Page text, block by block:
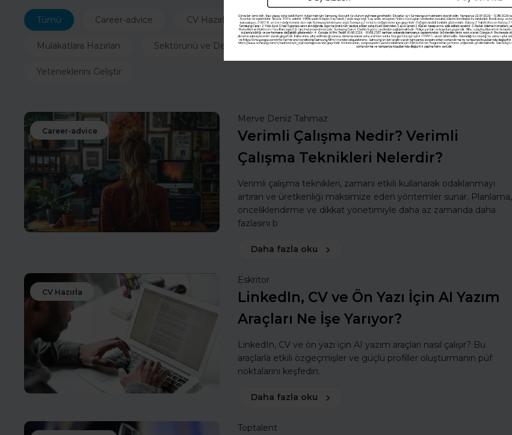
Tümü Career-advice CV Hazırla İnsan Kaynakları İş Hayatında Başarı
Mülakatlara Hazırlan Sektörünü ve Departmanını Seç Şirketleri Keşfet
Yeteneklerini Geliştir
Career-advice
Merve Deniz Tahmaz
Verimli Çalışma Nedir? Verimli
Çalışma Teknikleri Nelerdir?
Verimli çalışma teknikleri, zamanı etkili kullanarak odaklanmayı
artıran ve üretkenliği maksimize eden yöntemler sunar. Planlama,
önceliklendirme ve dikkat yönetimiyle daha az zamanda daha
fazlasını b
Daha fazla oku
CV Hazırla
Eskritor
LinkedIn, CV ve Ön Yazı İçin AI Yazım
Araçları Ne İşe Yarıyor?
LinkedIn, CV ve ön yazı için AI yazım araçları nasıl çalışır? Bu
araçlarla etkili özgeçmişler ve güçlü profiller oluşturmanın püf
noktalarını keşfedin.
Daha fazla oku
Toptalent